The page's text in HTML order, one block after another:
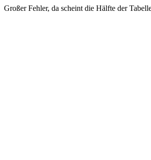
Großer Fehler, da scheint die Hälfte der